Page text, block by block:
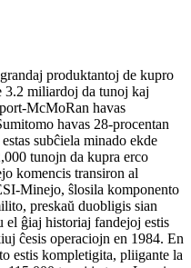
produktantoj de kupro
3.2 miliardoj da tunoj kaj
McMoRan havas
havas 28-procentan
subĉiela minado ekde
tunojn da kupra erco
komencis transiron al
Minejo, ŝlosila komponento
preskaŭ duobligis sian
ĝiaj historiaj fandejoj estis
ĉesis operaciojn en 1984. En
estis kompletigita, pliigante la